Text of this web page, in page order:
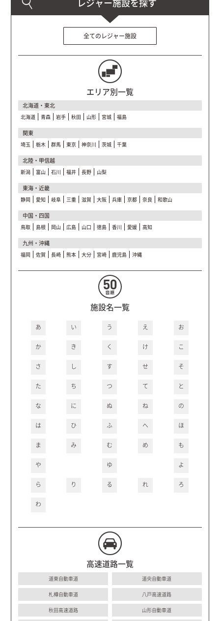
全てのレジャー施設
エリア別一覧
北海道・東北
北海道 青森 岩手 秋田 山形 宮城 福島
関東
埼玉 栃木 群馬 東京 神奈川 茨城 千葉
北陸・甲信越
新潟 富山 石川 福井 長野 山梨
東海・近畿
静岡 愛知 岐阜 三重 滋賀 大阪 兵庫 京都 奈良 和歌山
中国・四国
鳥取 島根 岡山 広島 山口 徳島 香川 愛媛 高知
九州・沖縄
福岡 佐賀 長崎 熊本 大分 宮崎 鹿児島 沖縄
施設名一覧
あ い う え お
か き く け こ
さ し す せ そ
た ち つ て と
な に ぬ ね の
は ひ ふ へ ほ
ま み む め も
や ゆ よ
ら り る れ ろ
わ
高速道路一覧
道東自動車道 道央自動車道
札樽自動車道 八戸高速道路
秋田高速道路 山形自動車道